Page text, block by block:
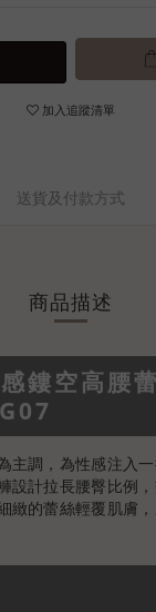
加入追蹤清單
送貨及付款方式
商品描述
鏤空高腰
主調，為性感注入
設計拉長腰臀比例
緻的蕾絲輕覆肌膚